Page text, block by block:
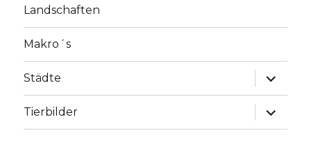
Landschaften
Makro´s
Städte
Tierbilder